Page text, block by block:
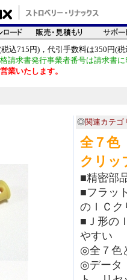
込715円)，代引手数料は350円(税
請求書発行事業者番号は請求書
業いたします。
◎関連カテゴ
全７色
クリッ
■精密部
■フラッ
のＩＣク
■Ｊ形の
やすい
◎全７色
◎データ